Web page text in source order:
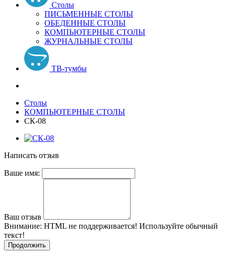
Столы
ПИСЬМЕННЫЕ СТОЛЫ
ОБЕДЕННЫЕ СТОЛЫ
КОМПЬЮТЕРНЫЕ СТОЛЫ
ЖУРНАЛЬНЫЕ СТОЛЫ
ТВ-тумбы
Столы
КОМПЬЮТЕРНЫЕ СТОЛЫ
СК-08
Написать отзыв
Ваше имя:
Ваш отзыв
Внимание: HTML не поддерживается! Используйте обычный
текст!
Продолжить